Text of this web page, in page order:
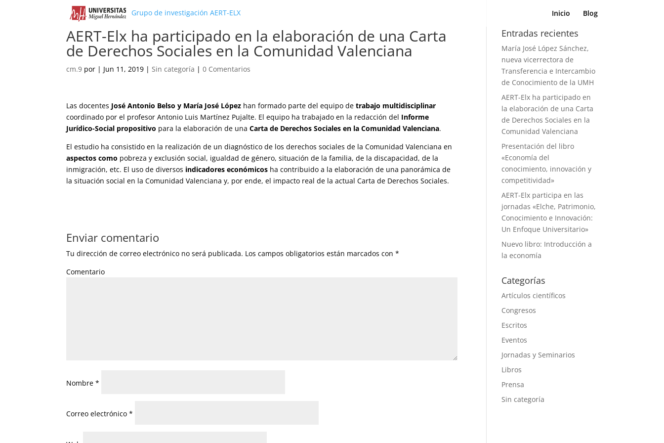
Grupo de investigación AERT-ELX Inicio Blog
AERT-Elx ha participado en la elaboración de una Carta
de Derechos Sociales en la Comunidad Valenciana
cm.9 por | Jun 11, 2019 |Sin categoría |0 Comentarios
Las docentes José Antonio Belso y María José López han formado parte del equipo detrabajo multidisciplinar
coordinado por el profesor Antonio Luis Martínez Pujalte. El equipo ha trabajado en la redacción del Informe
Jurídico-Social propositivo para la elaboración de unaCarta de Derechos Sociales en la Comunidad Valenciana.
El estudio ha consistido en la realización de un diagnóstico de los derechos sociales de la Comunidad Valenciana en
aspectos como pobreza y exclusión social, igualdad de género, situación de la familia, de la discapacidad, de la
inmigración, etc. El uso de diversos indicadores económicos ha contribuido a la elaboración de una panorámica de
la situación social en la Comunidad Valenciana y, por ende, el impacto real de la actual Carta de Derechos Sociales.
Enviar comentario
Tu dirección de correo electrónico no será publicada. Los campos obligatorios están marcados con*
Comentario
Nombre*
Correo electrónico*
Entradas recientes
María José López Sánchez,
nueva vicerrectora de
Transferencia e Intercambio
de Conocimiento de la UMH
AERT-Elx ha participado en
la elaboración de una Carta
de Derechos Sociales en la
Comunidad Valenciana
Presentación del libro
«Economía del
conocimiento, innovación y
competitividad»
AERT-Elx participa en las
jornadas «Elche, Patrimonio,
Conocimiento e Innovación:
Un Enfoque Universitario»
Nuevo libro: Introducción a
la economía
Categorías
Artículos científicos
Congresos
Escritos
Eventos
Jornadas y Seminarios
Libros
Prensa
Sin categoría